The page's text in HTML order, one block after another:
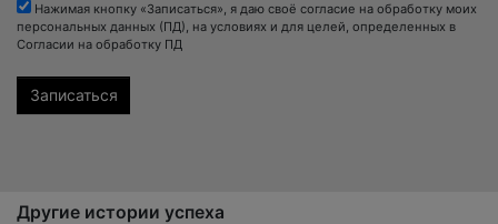
Нажимая кнопку «Записаться», я даю своё согласие на обработку моих
персональных данных (ПД), на условиях и для целей, определенных в
Согласии на обработку ПД
Другие истории успеха